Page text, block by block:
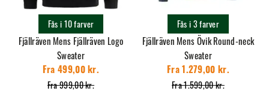
Fjällräven Mens Fjällräven Logo
Sweater
Fra 999,00 kr.
Fra 499,00 kr.
Fås i 10 farver
Fjällräven Mens Övik Round-neck
Sweater
Fra 1.599,00 kr.
Fra 1.279,00 kr.
Fås i 3 farver